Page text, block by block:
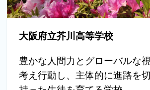
大阪府立芥川高等学校
豊かな人間力とグローバルな
考え行動し、主体的に進路を